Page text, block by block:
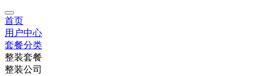
首页
用户中心
套餐分类
整装套餐
整装公司